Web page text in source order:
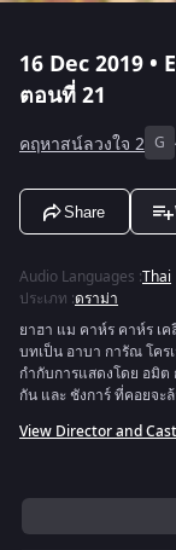
16 Dec 2019 •
ตอนที่ 21
คฤหาสน์ลวงใจ 2 G
Share
Audio Languages :Thai
ประเภท :ดราม่า
ยาฮา แม คาห์ร คาห์ร เ
บทเป็น อาบา การัณ โคร
กำกับการแสดงโดย อมิต
กัน และ ชังการ์ ที่คอยจะ
View Director and Cast